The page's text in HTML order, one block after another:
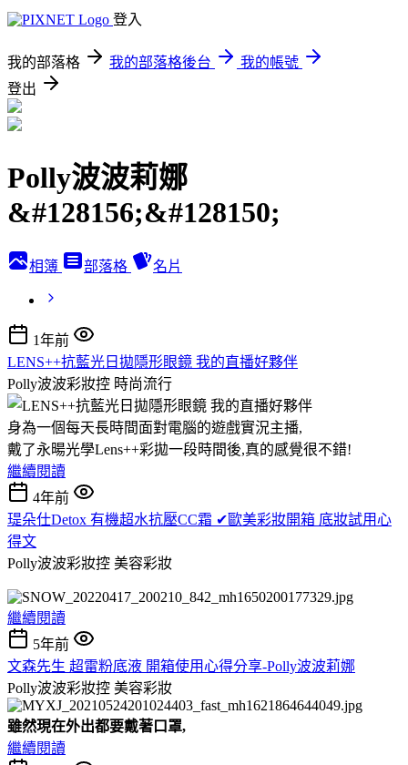
登入
我的部落格 我的部落格後台
我的帳號
登出
Polly波波莉娜
&#128156;&#128150;
相簿 部落格 名片
1年前
LENS++抗藍光日拋隱形眼鏡 我的直播好夥伴
Polly波波彩妝控 時尚流行
身為一個每天長時間面對電腦的遊戲實況主播,
戴了永暘光學Lens++彩拋一段時間後,真的感覺很不錯!
繼續閱讀
4年前
瑅朵仕Detox 有機超水抗壓CC霜 ✔歐美彩妝開箱 底妝試用心
得文
Polly波波彩妝控 美容彩妝
繼續閱讀
5年前
文森先生 超雷粉底液 開箱使用心得分享-Polly波波莉娜
Polly波波彩妝控 美容彩妝
雖然現在外出都要戴著口罩,
繼續閱讀